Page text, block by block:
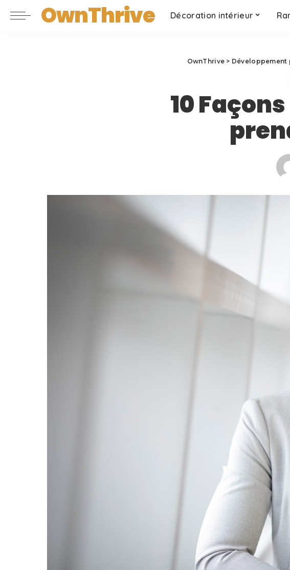
OwnThrive Décoration intérieur
OwnThrive > Développement
10